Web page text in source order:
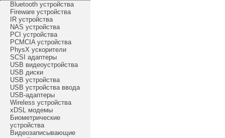
Bluetooth устройства
Fireware устройства
IR устройства
NAS устройства
PCI устройства
PCMCIA устройства
PhysX ускорители
SCSI адаптеры
USB видеоустройства
USB диски
USB устройства
USB устройства ввода
USB-адаптеры
Wireless устройства
xDSL модемы
Биометрические
устройства
Видеозаписывающие